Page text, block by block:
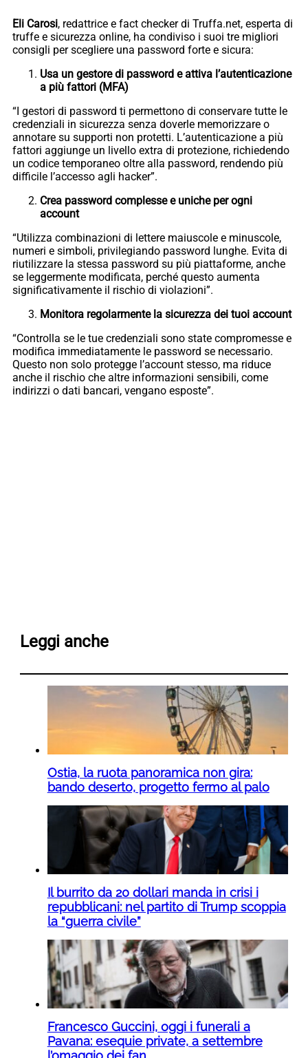
Eli Carosi, redattrice e fact checker di Truffa.net, esperta di
truffe e sicurezza online, ha condiviso i suoi tre migliori
consigli per scegliere una password forte e sicura:
Usa un gestore di password e attiva l’autenticazione
a più fattori (MFA)
“I gestori di password ti permettono di conservare tutte le
credenziali in sicurezza senza doverle memorizzare o
annotare su supporti non protetti. L’autenticazione a più
fattori aggiunge un livello extra di protezione, richiedendo
un codice temporaneo oltre alla password, rendendo più
difficile l’accesso agli hacker”.
Crea password complesse e uniche per ogni
account
“Utilizza combinazioni di lettere maiuscole e minuscole,
numeri e simboli, privilegiando password lunghe. Evita di
riutilizzare la stessa password su più piattaforme, anche
se leggermente modificata, perché questo aumenta
significativamente il rischio di violazioni”.
Monitora regolarmente la sicurezza dei tuoi account
“Controlla se le tue credenziali sono state compromesse e
modifica immediatamente le password se necessario.
Questo non solo protegge l’account stesso, ma riduce
anche il rischio che altre informazioni sensibili, come
indirizzi o dati bancari, vengano esposte”.
Leggi anche
Ostia, la ruota panoramica non gira:
bando deserto, progetto fermo al palo
Il burrito da 20 dollari manda in crisi i
repubblicani: nel partito di Trump scoppia
la “guerra civile”
Francesco Guccini, oggi i funerali a
Pavana: esequie private, a settembre